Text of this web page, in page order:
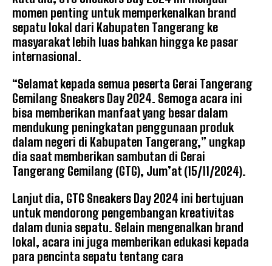
momen penting untuk memperkenalkan brand
sepatu lokal dari Kabupaten Tangerang ke
masyarakat lebih luas bahkan hingga ke pasar
internasional.
“Selamat kepada semua peserta Gerai Tangerang
Gemilang Sneakers Day 2024. Semoga acara ini
bisa memberikan manfaat yang besar dalam
mendukung peningkatan penggunaan produk
dalam negeri di Kabupaten Tangerang,” ungkap
dia saat memberikan sambutan di Gerai
Tangerang Gemilang (GTG), Jum’at (15/11/2024).
Lanjut dia, GTG Sneakers Day 2024 ini bertujuan
untuk mendorong pengembangan kreativitas
dalam dunia sepatu. Selain mengenalkan brand
lokal, acara ini juga memberikan edukasi kepada
para pencinta sepatu tentang cara